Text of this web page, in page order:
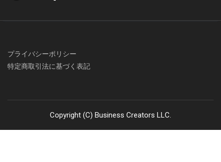
プライバシーポリシー
特定商取引法に基づく表記
Copyright (C) Business Creators LLC.